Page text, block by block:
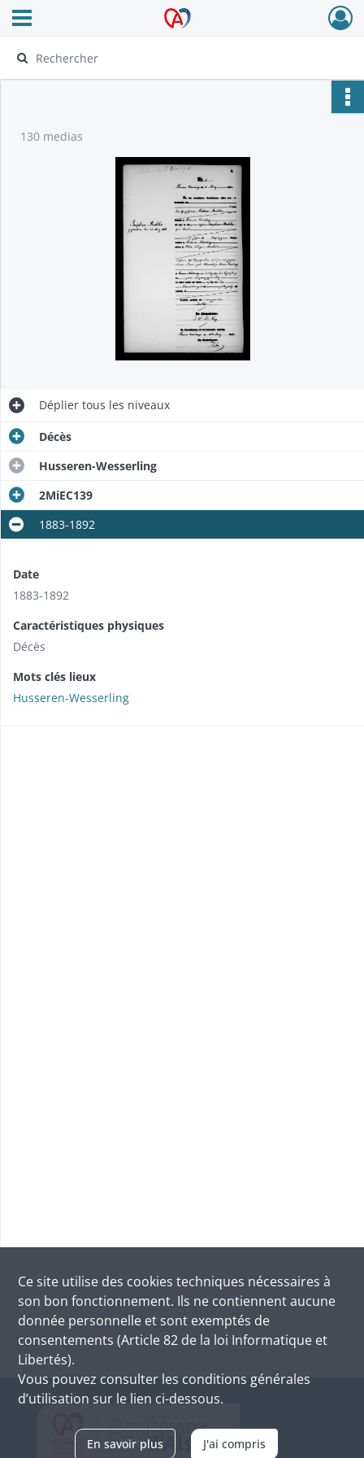
Archives Alsace - Colmar
Ouvrir le menu déroulant
130 medias
Déplier tous les niveaux
Décès
Husseren-Wesserling
2MiEC139
1883-1892
Date
1883-1892
Caractéristiques physiques
Décès
Mots clés lieux
Husseren-Wesserling
Ce site utilise des cookies techniques nécessaires à
son bon fonctionnement. Ils ne contiennent aucune
donnée personnelle et sont exemptés de
consentements (Article 82 de la loi Informatique et
Libertés).
Vous pouvez consulter les conditions générales
d’utilisation sur le lien ci-dessous.
En savoir plus J'ai compris